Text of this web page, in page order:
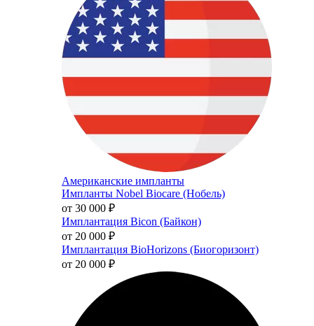
Американские импланты
Импланты Nobel Biocare (Нобель)
от 30 000 ₽
Имплантация Bicon (Байкон)
от 20 000 ₽
Имплантация BioHorizons (Биогоризонт)
от 20 000 ₽